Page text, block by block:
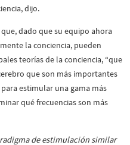
dijo.
dado que su equipo ahora
la conciencia, pueden
teorías de la conciencia, “que
que son más importantes
estimular una gama más
qué frecuencias son más
de estimulación similar